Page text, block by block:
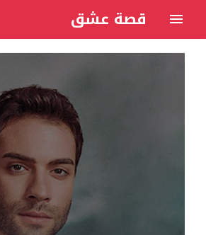
قصة عشق